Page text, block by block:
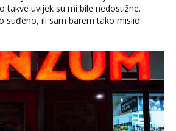
takve uvijek su mi bile nedostižne.
suđeno, ili sam barem tako mislio.